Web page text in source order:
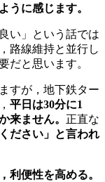
うに感じます。
い」という話では
路線維持と並行し
だと思います。
すが，地下鉄ター
平日は30分に1
来ません。 正直な
ださい」と言われ
利便性を高める。